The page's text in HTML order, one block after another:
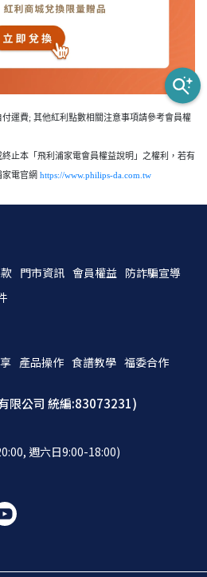
運費; 其他紅利點數相關注意事項請參考會員權
止本「飛利浦家電會員權益說明」之權利，若有
電官網 https://www.philips-da.com.tw
門市資訊 會員權益 防詐騙宣導
產品操作 食譜教學 福委合作
限公司 統編:83073231)
週六日9:00-18:00)